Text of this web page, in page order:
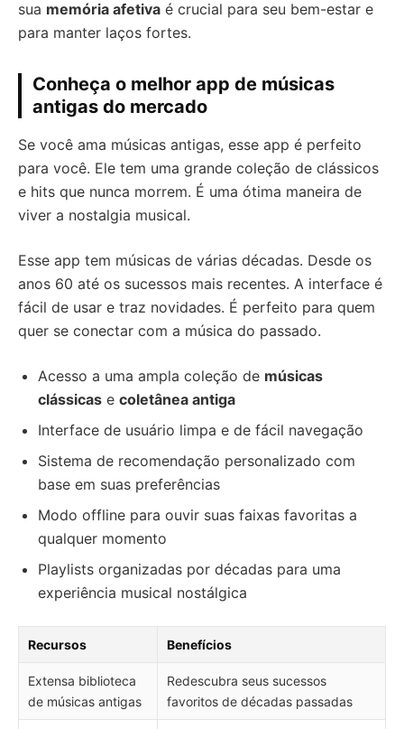
sua memória afetiva é crucial para seu bem-estar e
para manter laços fortes.
Conheça o melhor app de músicas
antigas do mercado
Se você ama músicas antigas, esse app é perfeito
para você. Ele tem uma grande coleção de clássicos
e hits que nunca morrem. É uma ótima maneira de
viver a nostalgia musical.
Esse app tem músicas de várias décadas. Desde os
anos 60 até os sucessos mais recentes. A interface é
fácil de usar e traz novidades. É perfeito para quem
quer se conectar com a música do passado.
Acesso a uma ampla coleção de músicas
clássicas e coletânea antiga
Interface de usuário limpa e de fácil navegação
Sistema de recomendação personalizado com
base em suas preferências
Modo offline para ouvir suas faixas favoritas a
qualquer momento
Playlists organizadas por décadas para uma
experiência musical nostálgica
Recursos Benefícios
Extensa biblioteca
de músicas antigas
Redescubra seus sucessos
favoritos de décadas passadas